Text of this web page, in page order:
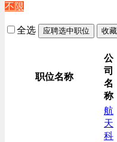
人力资源类
互联网/电子商务/游戏类
建筑装潢/市政建设类
通信/移动互联网/手机类
技工/维修类
不限
全选 应聘选中职位 收
职位名称
公
司
名
称
航
天
科